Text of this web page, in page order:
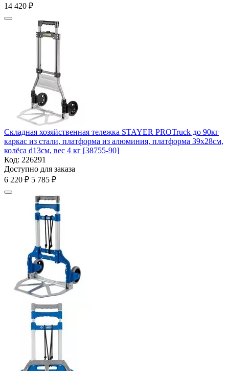
14 420 ₽
Складная хозяйственная тележка STAYER PROTruck до 90кг
каркас из стали, платформа из алюминия, платформа 39х28см,
колёса d13см, вес 4 кг [38755-90]
Код: 226291
Доступно для заказа
6 220 ₽ 5 785 ₽